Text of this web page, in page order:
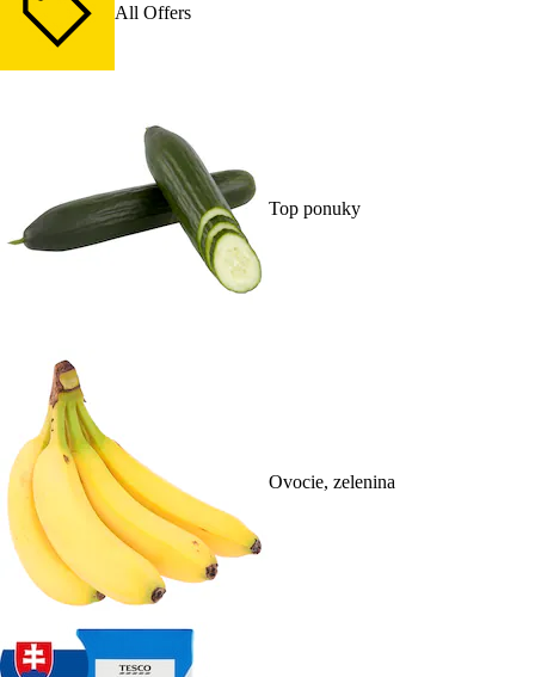
All Offers
Top ponuky
Ovocie, zelenina